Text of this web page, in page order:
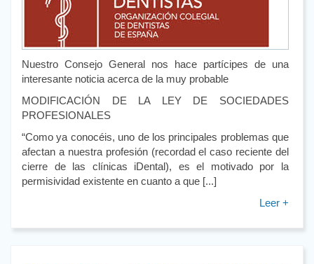
Nuestro Consejo General nos hace partícipes de una
interesante noticia acerca de la muy probable
MODIFICACIÓN DE LA LEY DE SOCIEDADES
PROFESIONALES
“Como ya conocéis, uno de los principales problemas que
afectan a nuestra profesión (recordad el caso reciente del
cierre de las clínicas iDental), es el motivado por la
permisividad existente en cuanto a que [...]
Leer +